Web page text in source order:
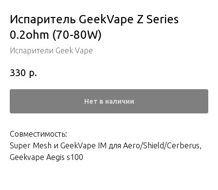
Испаритель GeekVape Z Series
0.2ohm (70-80W)
Испарители Geek Vape
330 р.
Нет в наличии
Совместимость:
Super Mesh и GeekVape IM для Aero/Shield/Cerberus,
Geekvape Aegis s100